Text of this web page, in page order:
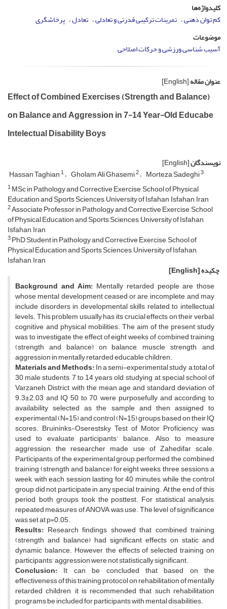
کلیدواژه‌ها
کم توان ذهنی تمرینات ترکیبی قدرتی و تعادلی تعادل پرخاشگری
موضوعات
آسیب شناسی ورزشی و حرکات اصلاحی
عنوان مقاله[English]
Effect of Combined Exercises (Strength and Balance)
on Balance and Aggression in 7-14 Year-Old Educabe
Intelectual Disability Boys
نویسندگان[English]
Hassan Taghian1 Gholam Ali Ghasemi2 Morteza Sadeghi3
1MSc in Pathology and Corrective Exercise, School of Physical
Education and Sports Sciences, University of Isfahan ,Isfahan, Iran
2Associate Professor in Pathology and Corrective Exercise, School
of Physical Education and Sports Sciences, University of Isfahan,
Isfahan, Iran
3PhD Student in Pathology and Corrective Exercise, School of
Physical Education and Sports Sciences, University of Isfahan,
Isfahan, Iran
چکیده[English]
Background and Aim: Mentally retarded people are those
whose mental development ceased or are incomplete, and may
include disorders in developmental skills related to intellectual
levels. This problem usually has its crucial effects on their verbal,
cognitive, and physical mobilities. The aim of the present study
was to investigate the effect of eight weeks of combined training
(strength and balance) on balance, muscle strength, and
aggression in mentally retarded educable children.
Materials and Methods:In a semi-experimental study, a total of
30 male students, 7 to 14 years old, studying at special school of
Varzaneh District, with the mean age and standard deviation of
9.3±2.03 and IQ 50 to 70, were purposefully and according to
availability selected as the sample and then assigned to
experimental (N=15) and control (N=15) groups based on their IQ
scores. Bruininks-Oserestsky Test of Motor Proficiency was
used to evaluate participants’ balance. Also, to measure
aggression, the researcher made use of Zahedifar scale.
Participants of the experimental group performed the combined
training (strength and balance) for eight weeks, three sessions a
week, with each session lasting for 40 minutes, while the control
group did not participate in any special training. At the end of this
period, both groups took the posttest. For statistical analysis,
repeated measures of ANOVA was use. The level of significance
was set at p=0.05.
Results: Research findings showed that combined training
(strength and balance) had significant effects on static and
dynamic balance. However, the effects of selected training on
participants’ aggression were not statistically significant.
Conclusion: It can be concluded that based on the
effectiveness of this training protocol on rehabilitation of mentally
retarded children, it is recommended that such rehabilitation
programs be included for participants with mental disabilities.